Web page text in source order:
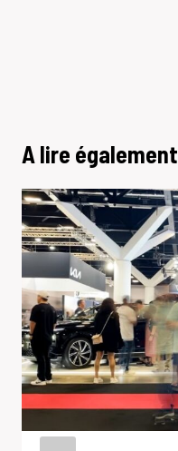
A lire également